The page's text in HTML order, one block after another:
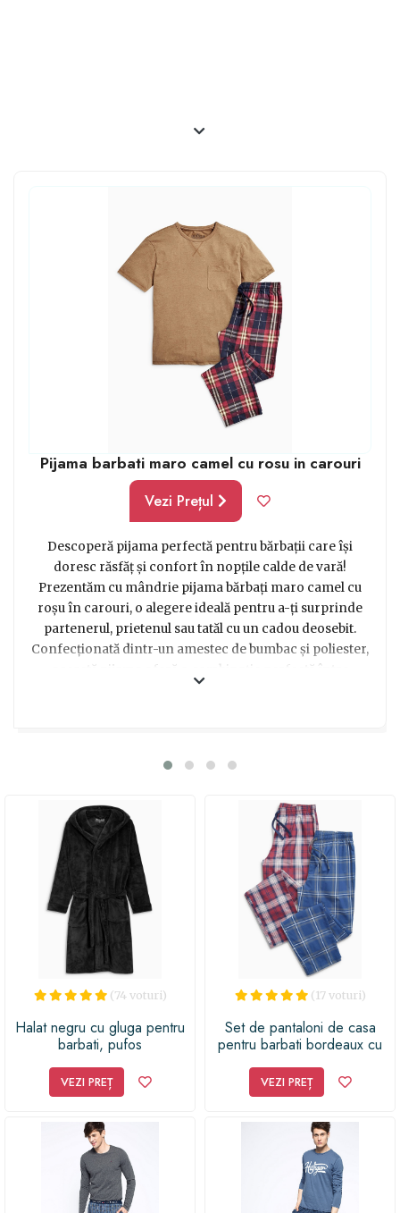
Pijama barbati maro camel cu rosu in carouri
Vezi Prețul
Descoperă pijama perfectă pentru bărbații care își
doresc răsfăț și confort în nopțile calde de vară!
Prezentăm cu mândrie pijama bărbați maro camel cu
roșu în carouri, o alegere ideală pentru a-ți surprinde
partenerul, prietenul sau tatăl cu un cadou deosebit.
Confecționată dintr-un amestec de bumbac și poliester,
această pijama oferă o combinație perfectă între
corpul delicat. Cu siguranță, acest cadou special va
satisfacția de a oferi ceva cu adevărat remarcabil. Nu
mai căuta în zadar, această pijama este alegerea
potrivită pentru a arăta cât de mult ții la cel drag!
(74 voturi)
Halat negru cu gluga pentru
barbati, pufos
VEZI PREȚ
(17 voturi)
Set de pantaloni de casa
pentru barbati bordeaux cu
VEZI PREȚ